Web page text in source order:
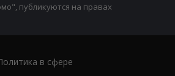
публикуются на правах
в сфере